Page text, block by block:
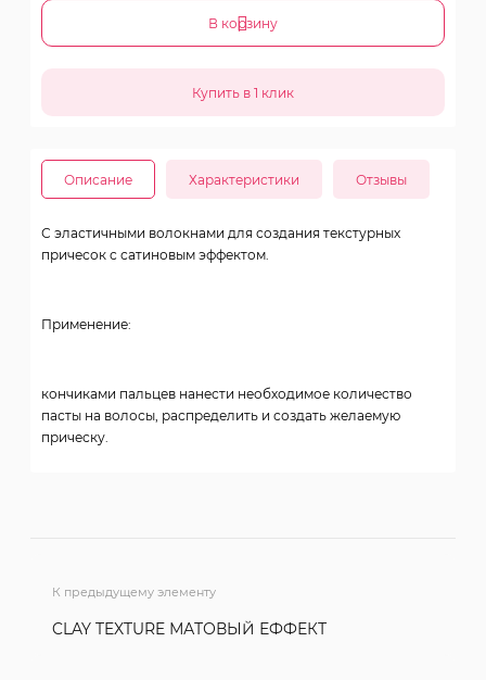
В корзину
Описание Характеристики Отзывы
С эластичными волокнами для создания текстурных
причесок с сатиновым эффектом.
Применение:
кончиками пальцев нанести необходимое количество
пасты на волосы, распределить и создать желаемую
прическу.
К предыдущему элементу
CLAY TEXTURE МАТОВЫЙ ЕФФЕКТ